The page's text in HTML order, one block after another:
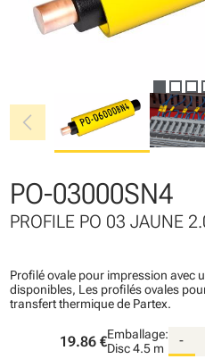
chevron_left
PO-03000SN4
PROFILE PO 03 JAUNE
Profilé ovale pour impression avec
disponibles, Les profilés ovales
transfert thermique de Partex.
19.86 €Emballage:
Disc4.5 m
-